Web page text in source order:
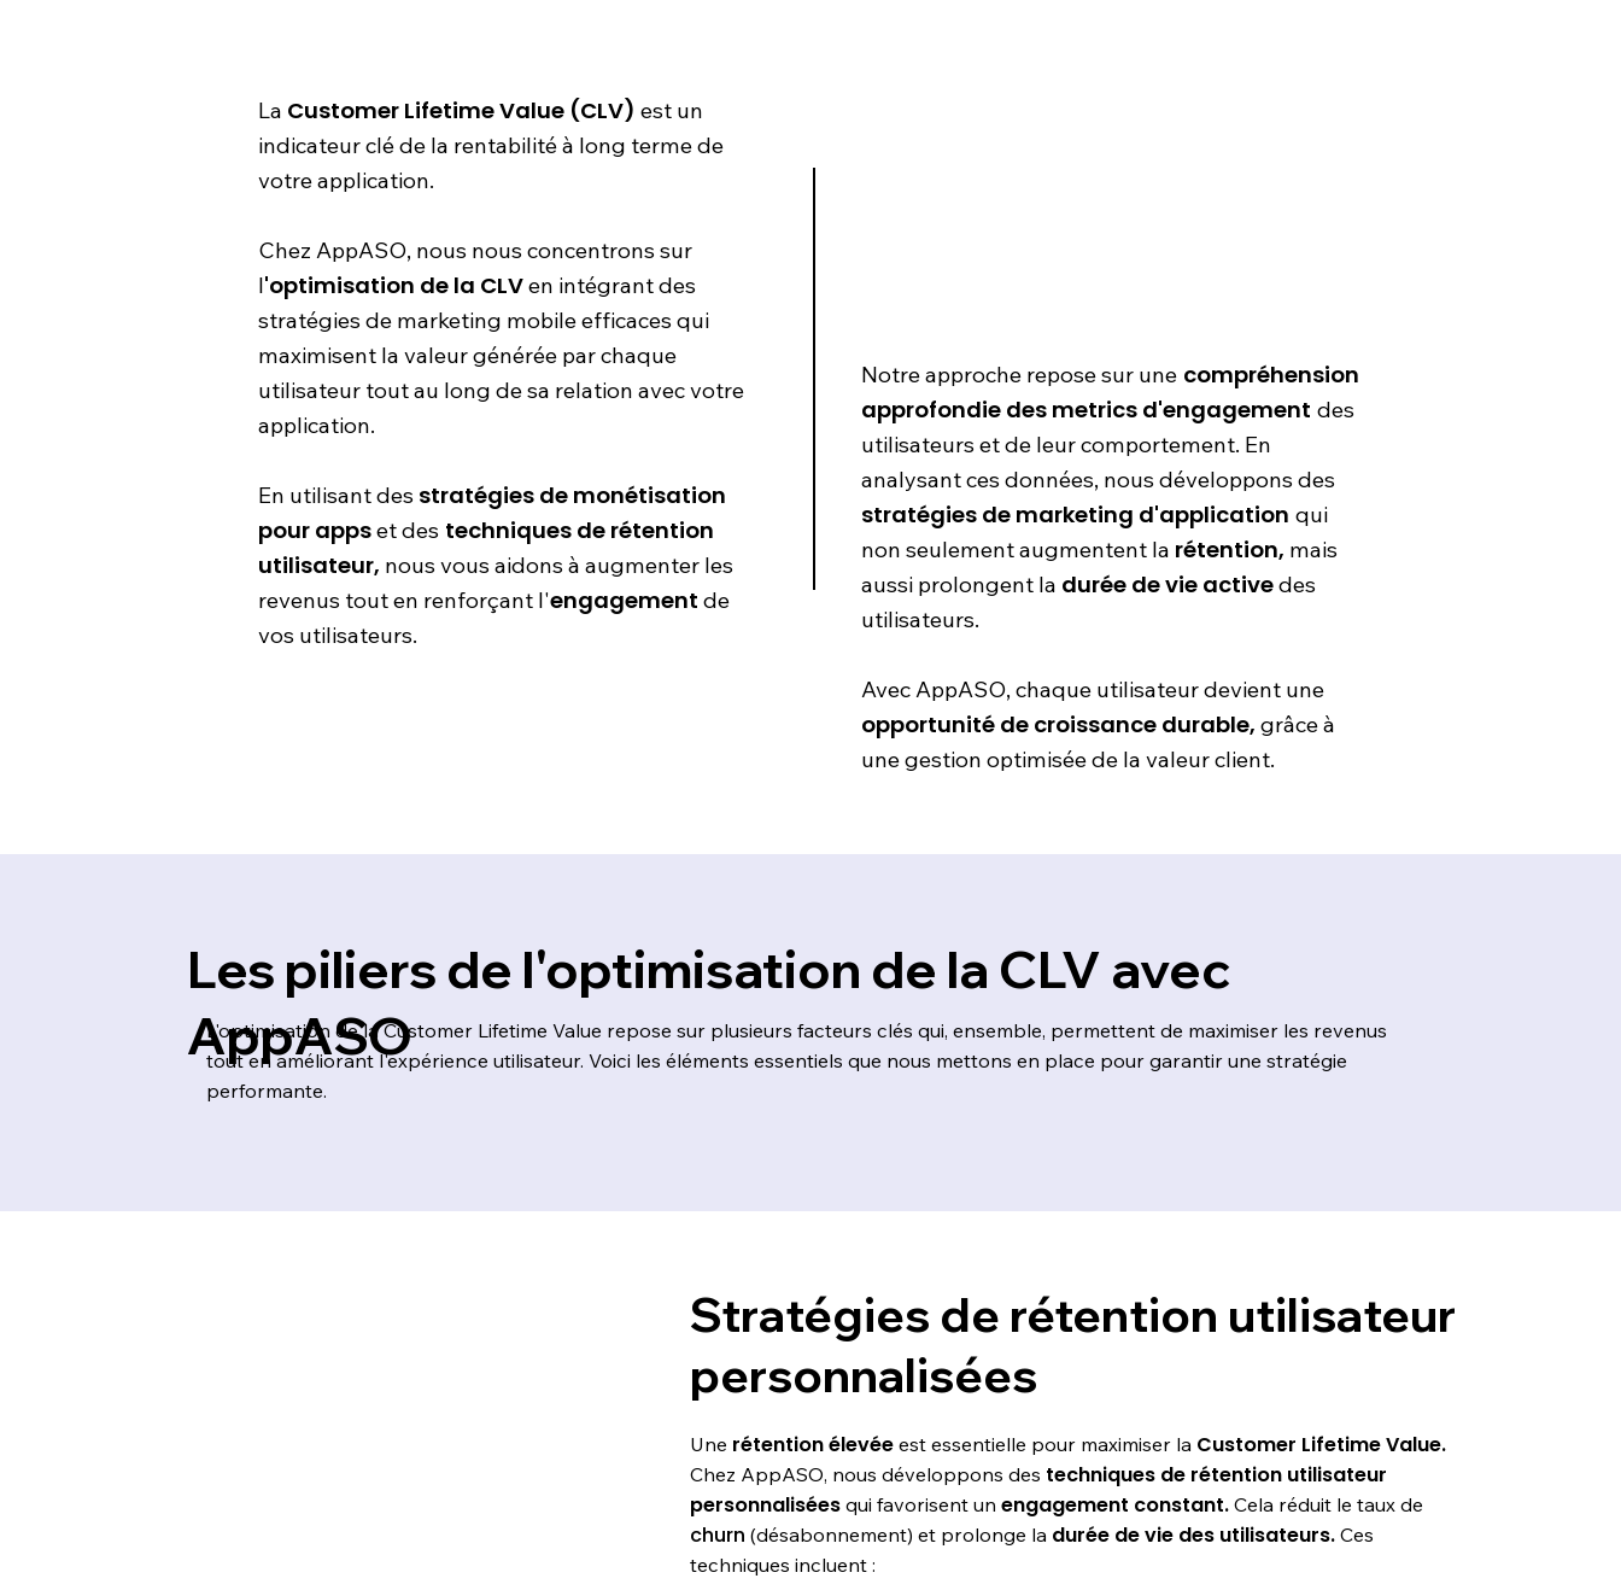
La Customer Lifetime Value (CLV) est un
indicateur clé de la rentabilité à long terme de
votre application.
Chez AppASO, nous nous concentrons sur
l'optimisation de la CLVen intégrant des
stratégies de marketing mobile efficaces qui
maximisent la valeur générée par chaque
utilisateur tout au long de sa relation avec votre
application.
En utilisant des stratégies de monétisation
pour appset des techniques de rétention
utilisateur, nous vous aidons à augmenter les
revenus tout en renforçant l'engagement de
vos utilisateurs.
Notre approche repose sur une compréhension
approfondie des metrics d'engagement des
utilisateurs et de leur comportement. En
analysant ces données, nous développons des
stratégies de marketing d'application qui
non seulement augmentent la rétention, mais
aussi prolongent la durée de vie activedes
utilisateurs.
Avec AppASO, chaque utilisateur devient une
opportunité de croissance durable, grâce à
une gestion optimisée de la valeur client.
Les piliers de l'optimisation de la CLV avec
AppASO
L'optimisation de la Customer Lifetime Value repose sur plusieurs facteurs clés qui, ensemble, permettent de maximiser les revenus
tout en améliorant l'expérience utilisateur. Voici les éléments essentiels que nous mettons en place pour garantir une stratégie
performante.
Stratégies de rétention utilisateur
personnalisées
Une rétention élevéeest essentielle pour maximiser la Customer Lifetime Value.
Chez AppASO, nous développons des techniques de rétention utilisateur
personnaliséesqui favorisent un engagement constant. Cela réduit le taux de
churn (désabonnement) et prolonge la durée de vie des utilisateurs.Ces
techniques incluent :